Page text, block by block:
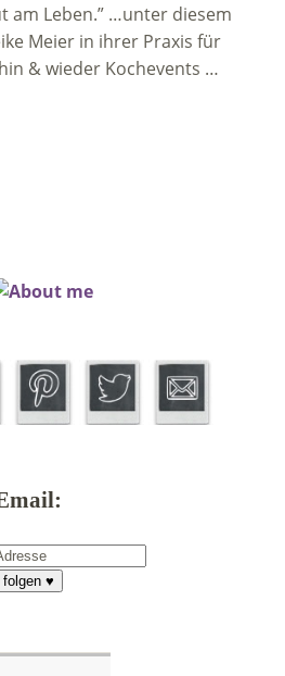
am Leben.” …unter diesem
Meier in ihrer Praxis für
& wieder Kochevents …
♥